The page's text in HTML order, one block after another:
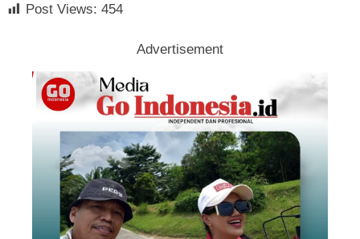
Post Views: 454
Advertisement